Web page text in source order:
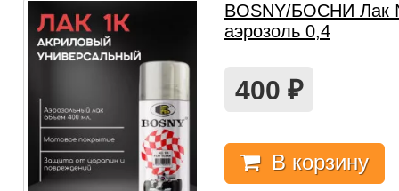
BOSNY/БОСНИ Лак
аэрозоль 0,4
400 ₽
В корзину